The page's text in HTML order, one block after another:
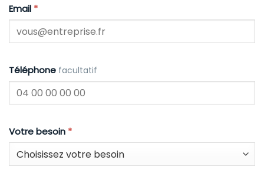
Email *
Téléphone facultatif
Votre besoin *